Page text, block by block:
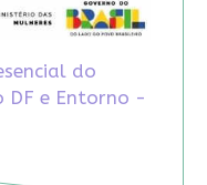
do
DF e Entorno -